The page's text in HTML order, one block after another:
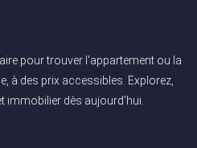
pour trouver l'appartement ou la
à des prix accessibles. Explorez,
immobilier dès aujourd'hui.